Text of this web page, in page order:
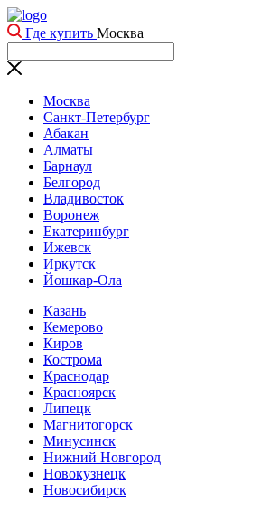
Где купить Москва
Москва
Санкт-Петербург
Абакан
Алматы
Барнаул
Белгород
Владивосток
Воронеж
Екатеринбург
Ижевск
Иркутск
Йошкар-Ола
Казань
Кемерово
Киров
Кострома
Краснодар
Красноярск
Липецк
Магнитогорск
Минусинск
Нижний Новгород
Новокузнецк
Новосибирск